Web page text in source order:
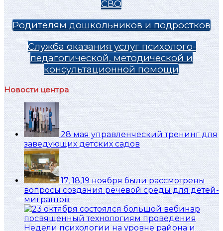
СВО
Родителям дошкольников и подростков
Служба оказания услуг психолого-
педагогической, методической и
консультационной помощи
Новости центра
28 мая управленческий тренинг для
заведующих детских садов
17, 18,19 ноября были рассмотрены
вопросы создания речевой среды для детей-
мигрантов.